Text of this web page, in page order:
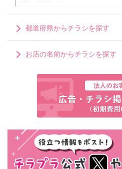
都道府県からチラシを探す
お店の名前からチラシを探す